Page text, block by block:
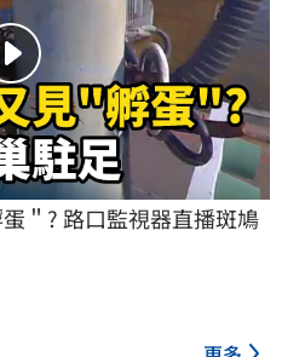
蛋＂? 路口監視器直播斑鳩